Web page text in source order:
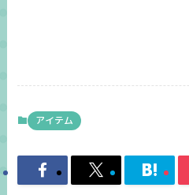
アイテム